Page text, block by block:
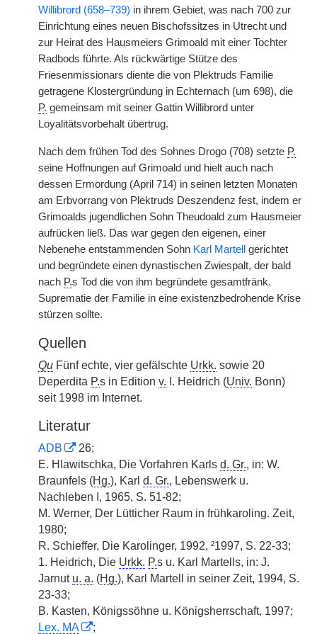
Willibrord (658–739) in ihrem Gebiet, was nach 700 zur
Einrichtung eines neuen Bischofssitzes in Utrecht und
zur Heirat des Hausmeiers Grimoald mit einer Tochter
Radbods führte. Als rückwärtige Stütze des
Friesenmissionars diente die von Plektruds Familie
getragene Klostergründung in Echternach (um 698), die
P. gemeinsam mit seiner Gattin Willibrord unter
Loyalitätsvorbehalt übertrug.
Nach dem frühen Tod des Sohnes Drogo (708) setzte P.
seine Hoffnungen auf Grimoald und hielt auch nach
dessen Ermordung (April 714) in seinen letzten Monaten
am Erbvorrang von Plektruds Deszendenz fest, indem er
Grimoalds jugendlichen Sohn Theudoald zum Hausmeier
aufrücken ließ. Das war gegen den eigenen, einer
Nebenehe entstammenden Sohn Karl Martell
gerichtet
und begründete einen dynastischen Zwiespalt, der bald
nach P.s Tod die von ihm begründete gesamtfränk.
Suprematie der Familie in eine existenzbedrohende Krise
stürzen sollte.
Quellen
Qu Fünf echte, vier gefälschte Urkk. sowie 20
Deperdita P.s in Edition v. I. Heidrich (Univ. Bonn)
seit 1998 im Internet.
Literatur
ADB
26;
E. Hlawitschka, Die Vorfahren Karls d. Gr., in: W.
Braunfels (Hg.), Karl d. Gr., Lebenswerk u.
Nachleben I, 1965, S. 51-82;
M. Werner, Der Lütticher Raum in frühkaroling. Zeit,
1980;
R. Schieffer, Die Karolinger, 1992, ²1997, S. 22-33;
1. Heidrich, Die Urkk. P.s u. Karl Martells, in: J.
Jarnut u. a. (Hg.), Karl Martell in seiner Zeit, 1994, S.
23-33;
B. Kasten, Königssöhne u. Königsherrschaft, 1997;
Lex. MA
;